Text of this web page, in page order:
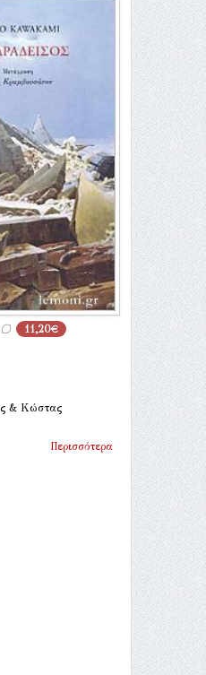
11,20€
& Κώστας
Περισσότερα